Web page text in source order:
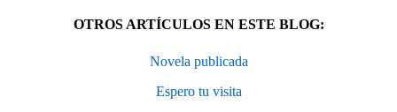
OTROS ARTÍCULOS EN ESTE BLOG:
Novela publicada
Espero tu visita